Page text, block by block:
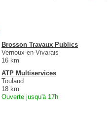
Brosson Travaux Publics
Vernoux-en-Vivarais
16 km
ATP Multiservices
Toulaud
18 km
Ouverte jusqu'à 17h